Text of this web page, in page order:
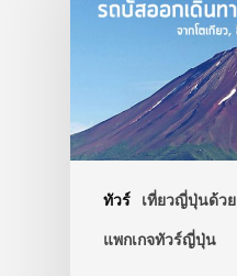
ทัวร์ เที่ยวญี่ปุ่นด้วย
แพกเกจทัวร์ญี่ปุ่น